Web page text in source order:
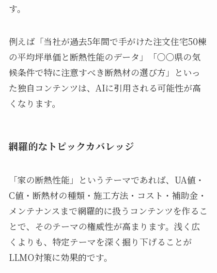
す。
例えば「当社が過去5年間で手がけた注文住宅50棟
の平均坪単価と断熱性能のデータ」「○○県の気
候条件で特に注意すべき断熱材の選び方」といっ
た独自コンテンツは、AIに引用される可能性が高
くなります。
網羅的なトピックカバレッジ
「家の断熱性能」というテーマであれば、UA値・
C値・断熱材の種類・施工方法・コスト・補助金・
メンテナンスまで網羅的に扱うコンテンツを作るこ
とで、そのテーマの権威性が高まります。浅く広
くよりも、特定テーマを深く掘り下げることが
LLMO対策に効果的です。